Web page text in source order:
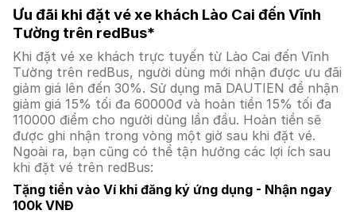
Ưu đãi khi đặt vé xe khách Lào Cai đến Vĩnh
Tường trên redBus*
Khi đặt vé xe khách trực tuyến từ Lào Cai đến Vĩnh
Tường trên redBus, người dùng mới nhận được ưu đãi
giảm giá lên đến 30%. Sử dụng mã DAUTIEN để nhận
giảm giá 15% tối đa 60000đ và hoàn tiền 15% tối đa
110000 điểm cho người dùng lần đầu. Hoàn tiền sẽ
được ghi nhận trong vòng một giờ sau khi đặt vé.
Ngoài ra, bạn cũng có thể tận hưởng các lợi ích sau
khi đặt vé trên redBus:
Tặng tiền vào Ví khi đăng ký ứng dụng - Nhận ngay
100k VNĐ